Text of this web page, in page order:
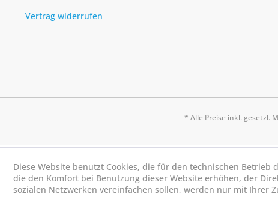
Vertrag widerrufen
* Alle Preise inkl. gesetzl.
Diese Website benutzt Cookies, die für den technischen
die den Komfort bei Benutzung dieser Website erhöhen, der
sozialen Netzwerken vereinfachen sollen, werden nur mit Ihrer